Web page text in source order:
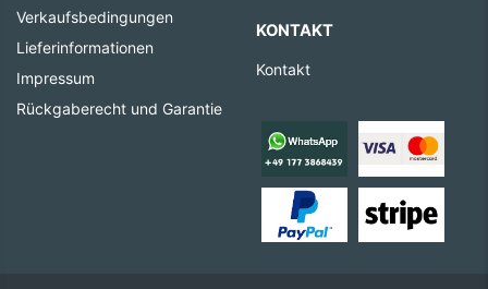
Verkaufsbedingungen
Lieferinformationen
Impressum
Rückgaberecht und Garantie
KONTAKT
Kontakt